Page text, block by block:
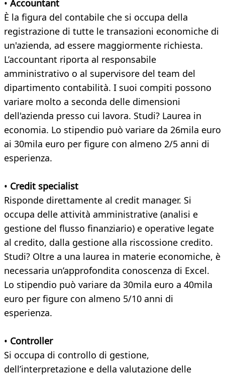
• Accountant
È la figura del contabile che si occupa della
registrazione di tutte le transazioni economiche di
un'azienda, ad essere maggiormente richiesta.
L’accountant riporta al responsabile
amministrativo o al supervisore del team del
dipartimento contabilità. I suoi compiti possono
variare molto a seconda delle dimensioni
dell'azienda presso cui lavora. Studi? Laurea in
economia. Lo stipendio può variare da 26mila euro
ai 30mila euro per figure con almeno 2/5 anni di
esperienza.
• Credit specialist
Risponde direttamente al credit manager. Si
occupa delle attività amministrative (analisi e
gestione del flusso finanziario) e operative legate
al credito, dalla gestione alla riscossione credito.
Studi? Oltre a una laurea in materie economiche, è
necessaria un’approfondita conoscenza di Excel.
Lo stipendio può variare da 30mila euro a 40mila
euro per figure con almeno 5/10 anni di
esperienza.
• Controller
Si occupa di controllo di gestione,
dell’interpretazione e della valutazione delle